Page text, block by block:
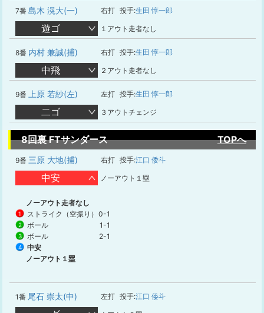
7番 島木 滉大(一) 右打 投手:生田 惇一郎
遊ゴ １アウト走者なし
8番 内村 兼誠(捕) 右打 投手:生田 惇一郎
中飛 ２アウト走者なし
9番 上原 若紗(左) 左打 投手:生田 惇一郎
二ゴ ３アウトチェンジ
8回裏 FTサンダース TOPへ
9番 三原 大地(捕) 右打 投手:江口 倭斗
中安 ノーアウト１塁
ノーアウト走者なし
1 ストライク（空振り） 0-1
2 ボール 1-1
3 ボール 2-1
4
中安
ノーアウト１塁
1番 尾石 崇太(中) 左打 投手:江口 倭斗